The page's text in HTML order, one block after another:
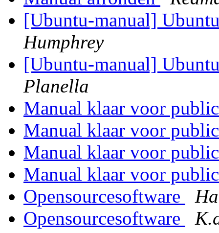
[Ubuntu-manual]
Humphrey
[Ubuntu-manual]
Planella
Manual klaar voor
Manual klaar voor
Manual klaar voor
Manual klaar voor
Opensourcesoftware
Opensourcesoftware